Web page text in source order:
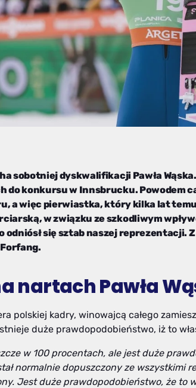
sobotniej dyskwalifikacji Pawła
do konkursu w Innsbrucku. Powodem
a więc pierwiastka, który kilka lat
w związku ze szkodliwym
odniósł się sztab naszej reprezentacji.
nartach Pawła
polskiej kadry, winowajcą całego
duże prawdopodobieństwo, iż to
w 100 procentach, ale jest duże
normalnie dopuszczony ze wszystkimi
Jest duże prawdopodobieństwo, że to